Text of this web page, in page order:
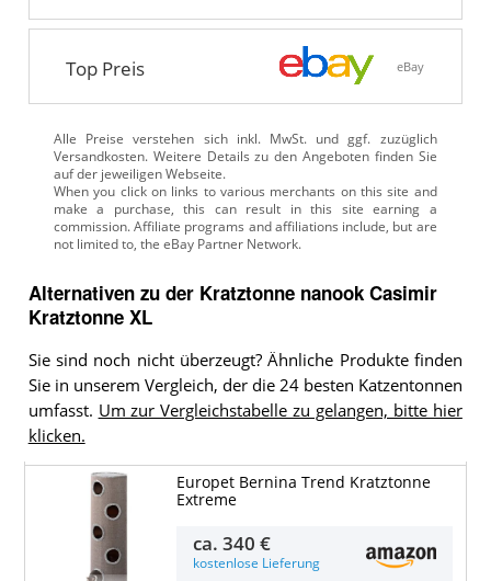
Top Preis eBay
Alle Preise verstehen sich inkl. MwSt. und ggf. zuzüglich
Versandkosten. Weitere Details zu den Angeboten finden Sie
auf der jeweiligen Webseite.
Alternativen zu der Kratztonne nanook Casimir
Kratztonne XL
Sie sind noch nicht überzeugt? Ähnliche Produkte finden
Sie in unserem Vergleich, der die 24 besten Katzentonnen
umfasst. Um zur Vergleichstabelle zu gelangen, bitte hier
klicken.
Europet Bernina Trend Kratztonne
Extreme
ca.340 €
kostenlose Lieferung